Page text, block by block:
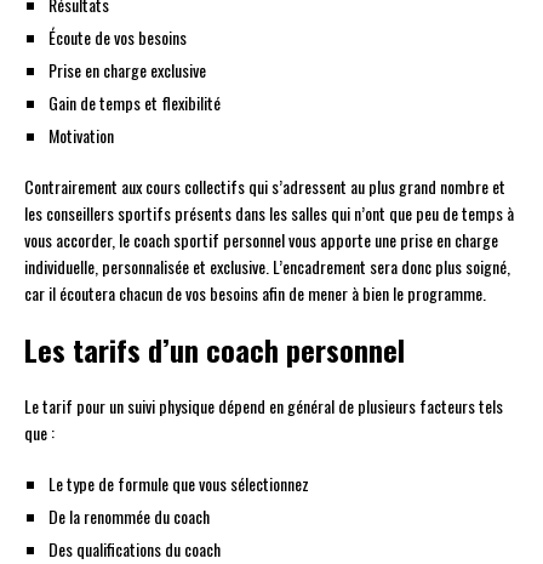
Écoute de vos besoins
Prise en charge exclusive
Gain de temps et flexibilité
Motivation
Contrairement aux cours collectifs qui s’adressent au plus grand nombre et
les conseillers sportifs présents dans les salles qui n’ont que peu de temps à
vous accorder, le coach sportif personnel vous apporte une prise en charge
individuelle, personnalisée et exclusive. L’encadrement sera donc plus soigné,
car il écoutera chacun de vos besoins afin de mener à bien le programme.
Les tarifs d’un coach personnel
Le tarif pour un suivi physique dépend en général de plusieurs facteurs tels
que :
Le type de formule que vous sélectionnez
De la renommée du coach
Des qualifications du coach